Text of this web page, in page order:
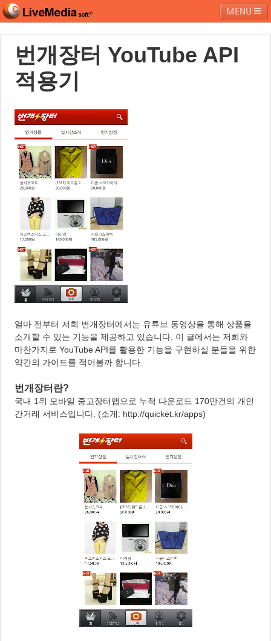
MENU
라이브미디어소프트 제품 및 서비스
페밀리 사이트
번개장터 YouTube API
적용기
얼마 전부터 저희 번개장터에서는 유튜브 동영상을 통해 상품을
소개할 수 있는 기능을 제공하고 있습니다. 이 글에서는 저희와
마찬가지로 YouTube API를 활용한 기능을 구현하실 분들을 위한
약간의 가이드를 적어볼까 합니다.
번개장터란?
국내 1위 모바일 중고장터앱으로 누적 다운로드 170만건의 개인
간거래 서비스입니다. (소개: http://quicket.kr/apps)